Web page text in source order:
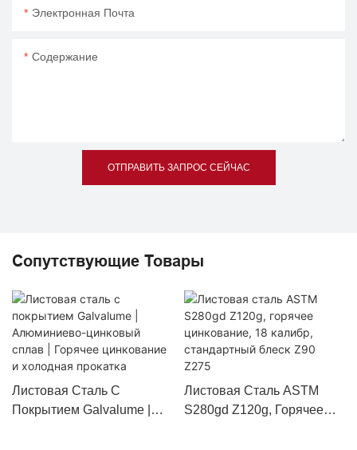
Электронная Почта
Содержание
ОТПРАВИТЬ ЗАПРОС СЕЙЧАС
Сопутствующие Товары
Листовая Сталь С
Покрытием Galvalume |
Листовая Сталь ASTM
S280gd Z120g, Горячее